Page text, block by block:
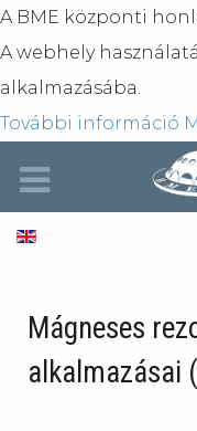
A BME központi
A webhely
alkalmazásába.
További információ
Mágneses
alkalmazásai